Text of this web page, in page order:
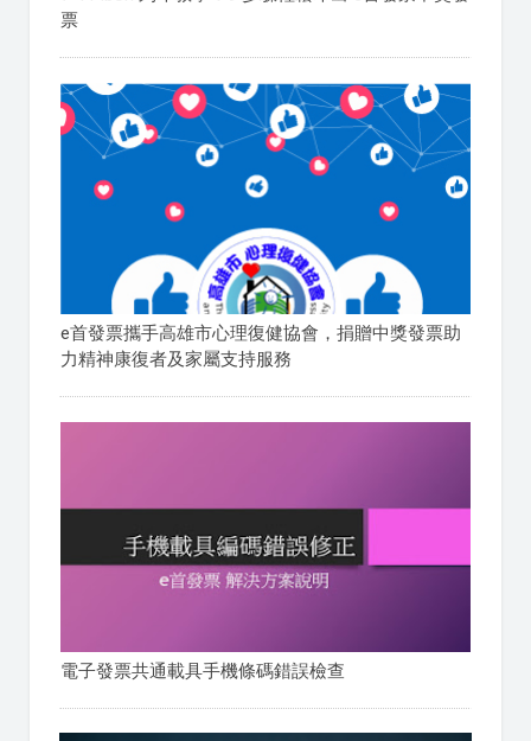
票
e首發票攜手高雄市心理復健協會，捐贈中獎發票助
力精神康復者及家屬支持服務
電子發票共通載具手機條碼錯誤檢查